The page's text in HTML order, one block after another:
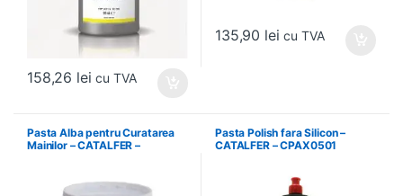
158,26 lei cu TVA
135,90 lei cu TVA
Pasta Alba pentru Curatarea
Mainilor – CATALFER –
Pasta Polish fara Silicon –
CATALFER – CPAX0501